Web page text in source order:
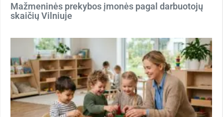
Mažmeninės prekybos įmonės pagal darbuotojų
skaičių Vilniuje